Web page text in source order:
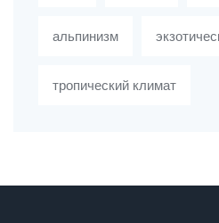
альпинизм
тропический климат